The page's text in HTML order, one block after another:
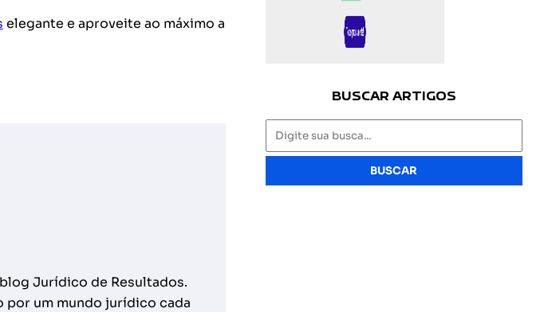
elegante e aproveite ao máximo a
Jurídico de Resultados.
por um mundo jurídico cada
BUSCAR ARTIGOS
BUSCAR